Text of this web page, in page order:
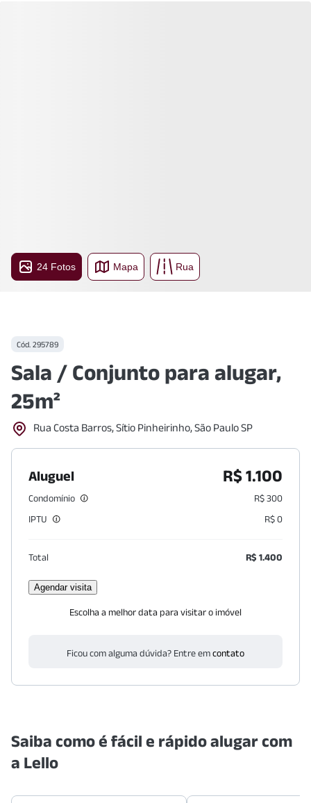
24 Fotos Mapa Rua
Cód. 295789
Sala / Conjunto para alugar,
25m²
Rua Costa Barros, Sítio Pinheirinho, São Paulo SP
Aluguel R$ 1.100
Condomínio
R$ 300
IPTU
R$ 0
Total R$ 1.400
Agendar visita
Escolha a melhor data para visitar o imóvel
Ficou com alguma dúvida? Entre emcontato
Saiba como é fácil e rápido alugar com
a Lello